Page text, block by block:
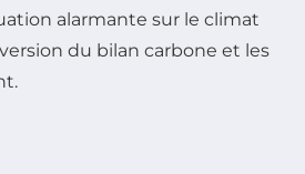
alarmante sur le climat
du bilan carbone et les